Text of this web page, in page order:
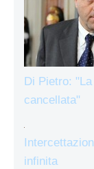
Di Pietro:
cancellata"
infinita